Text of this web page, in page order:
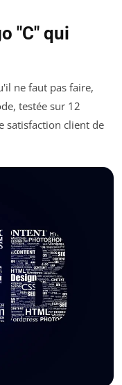
"C" qui
ne faut pas faire,
testée sur 12
satisfaction client de